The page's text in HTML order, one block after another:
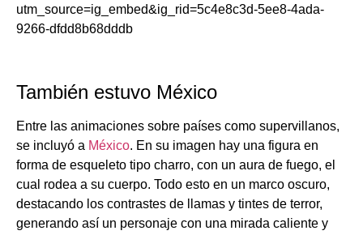
utm_source=ig_embed&ig_rid=5c4e8c3d-5ee8-4ada-
9266-dfdd8b68dddb
También estuvo México
Entre las animaciones sobre países como supervillanos,
se incluyó a México. En su imagen hay una figura en
forma de esqueleto tipo charro, con un aura de fuego, el
cual rodea a su cuerpo. Todo esto en un marco oscuro,
destacando los contrastes de llamas y tintes de terror,
generando así un personaje con una mirada caliente y